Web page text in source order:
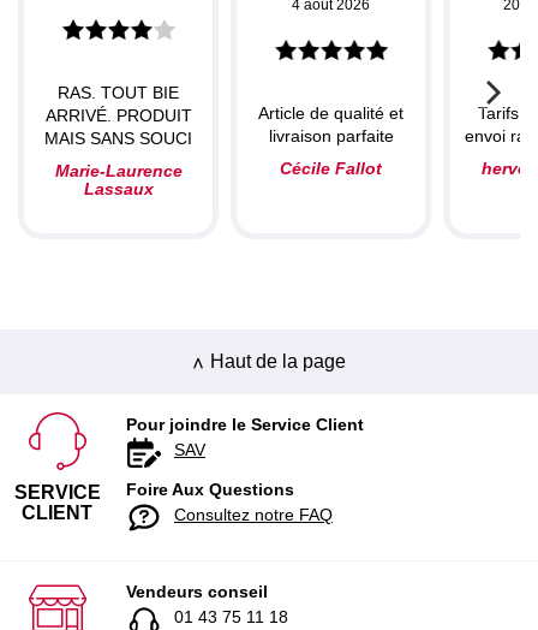
RAS. TOUT BIE
ARRIVÉ. PRODUIT
MAIS SANS SOUCI
Marie-Laurence
Lassaux
4 août 2026
Article de qualité et
livraison parfaite
Cécile Fallot
20
Tarifs
envoi
herve
Haut de la page
SERVICE
CLIENT
Pour joindre le Service Client
SAV
Foire Aux Questions
Consultez notre FAQ
Vendeurs conseil
01 43 75 11 18